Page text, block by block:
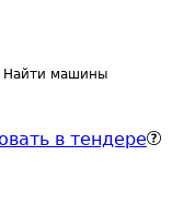
Найти машины
в тендере